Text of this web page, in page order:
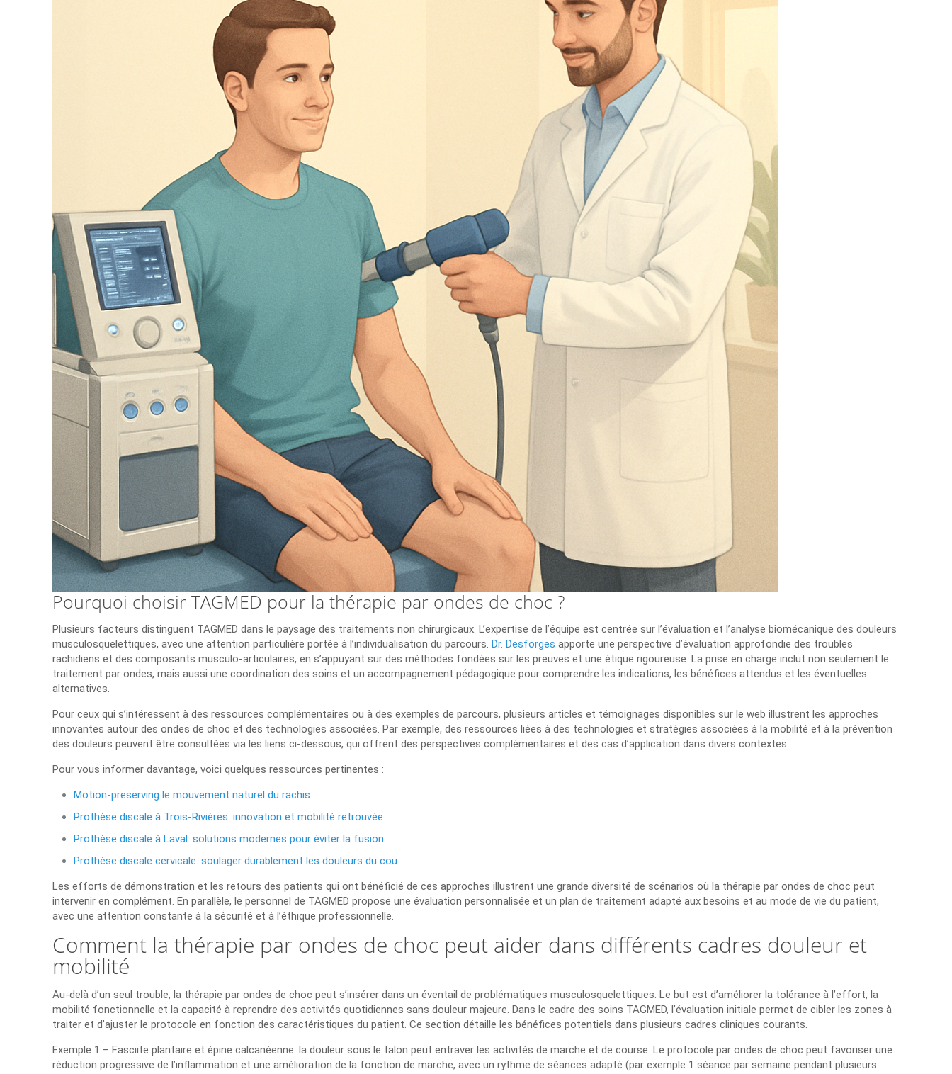
Pourquoi choisir TAGMED pour la thérapie par ondes de choc ?
Plusieurs facteurs distinguent TAGMED dans le paysage des traitements non chirurgicaux. L’expertise de l’équipe est centrée sur l’évaluation et l’analyse biomécanique des douleurs
musculosquelettiques, avec une attention particulière portée à l’individualisation du parcours. Dr. Desforges apporte une perspective d’évaluation approfondie des troubles
rachidiens et des composants musculo‑articulaires, en s’appuyant sur des méthodes fondées sur les preuves et une étique rigoureuse. La prise en charge inclut non seulement le
traitement par ondes, mais aussi une coordination des soins et un accompagnement pédagogique pour comprendre les indications, les bénéfices attendus et les éventuelles
alternatives.
Pour ceux qui s’intéressent à des ressources complémentaires ou à des exemples de parcours, plusieurs articles et témoignages disponibles sur le web illustrent les approches
innovantes autour des ondes de choc et des technologies associées. Par exemple, des ressources liées à des technologies et stratégies associées à la mobilité et à la prévention
des douleurs peuvent être consultées via les liens ci-dessous, qui offrent des perspectives complémentaires et des cas d’application dans divers contextes.
Pour vous informer davantage, voici quelques ressources pertinentes :
Motion-preserving le mouvement naturel du rachis
Prothèse discale à Trois-Rivières: innovation et mobilité retrouvée
Prothèse discale à Laval: solutions modernes pour éviter la fusion
Prothèse discale cervicale: soulager durablement les douleurs du cou
Les efforts de démonstration et les retours des patients qui ont bénéficié de ces approches illustrent une grande diversité de scénarios où la thérapie par ondes de choc peut
intervenir en complément. En parallèle, le personnel de TAGMED propose une évaluation personnalisée et un plan de traitement adapté aux besoins et au mode de vie du patient,
avec une attention constante à la sécurité et à l’éthique professionnelle.
Comment la thérapie par ondes de choc peut aider dans différents cadres douleur et
mobilité
Au-delà d’un seul trouble, la thérapie par ondes de choc peut s’insérer dans un éventail de problématiques musculosquelettiques. Le but est d’améliorer la tolérance à l’effort, la
mobilité fonctionnelle et la capacité à reprendre des activités quotidiennes sans douleur majeure. Dans le cadre des soins TAGMED, l’évaluation initiale permet de cibler les zones à
traiter et d’ajuster le protocole en fonction des caractéristiques du patient. Ce section détaille les bénéfices potentiels dans plusieurs cadres cliniques courants.
Exemple 1 – Fasciite plantaire et épine calcanéenne: la douleur sous le talon peut entraver les activités de marche et de course. Le protocole par ondes de choc peut favoriser une
réduction progressive de l’inflammation et une amélioration de la fonction de marche, avec un rythme de séances adapté (par exemple 1 séance par semaine pendant plusieurs